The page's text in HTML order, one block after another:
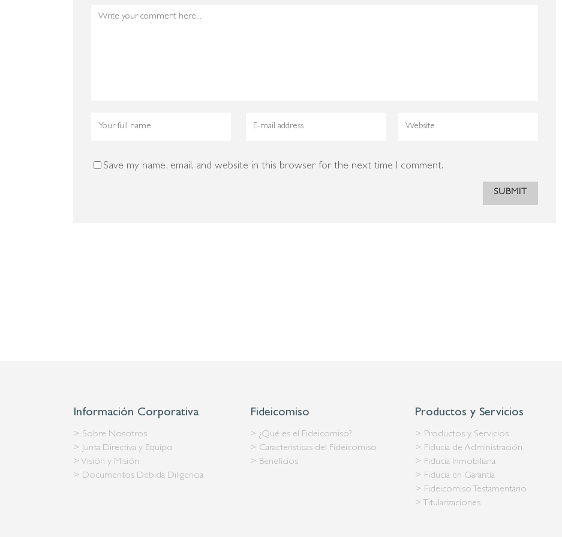
Save my name, email, and website in this browser for the next time I comment.
Información Corporativa
> Sobre Nosotros
> Junta Directiva y Equipo
> Visión y Misión
> Documentos Debida Diligencia
Fideicomiso
> ¿Qué es el Fideicomiso?
> Caracteristicas del Fideicomiso
> Beneficios
Productos y Servicios
> Productos y Servicios
> Fiducia de Administración
> Fiducia Inmobiliaria
> Fiducia en Garantía
> Fideicomiso Testamentario
> Titularizaciones